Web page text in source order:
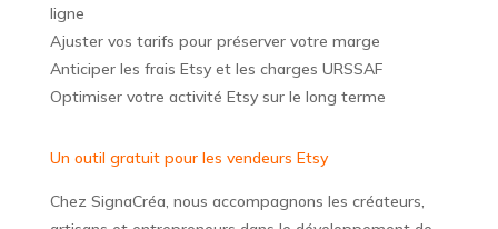
ligne
Ajuster vos tarifs pour préserver votre marge
Anticiper les frais Etsy et les charges URSSAF
Optimiser votre activité Etsy sur le long terme
Un outil gratuit pour les vendeurs Etsy
Chez SignaCréa, nous accompagnons les créateurs,